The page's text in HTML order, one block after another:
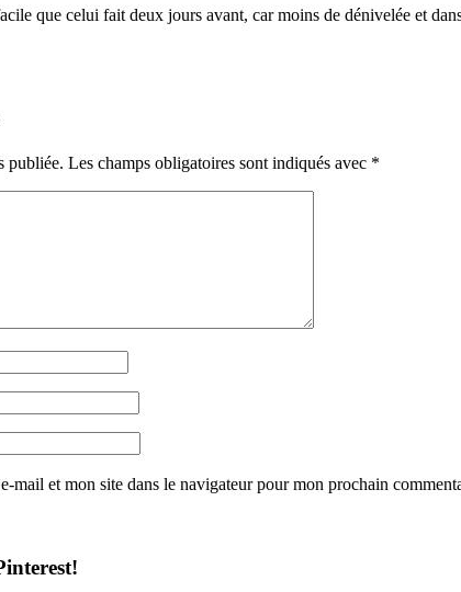
que celui fait deux jours avant, car moins de dénivelée et
publiée. Les champs obligatoires sont indiqués avec *
mail et mon site dans le navigateur pour mon prochain